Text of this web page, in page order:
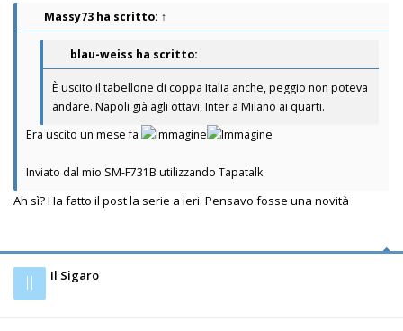
Massy73 ha scritto: ↑
blau-weiss ha scritto:
È uscito il tabellone di coppa Italia anche, peggio non poteva
andare. Napoli già agli ottavi, Inter a Milano ai quarti.
Era uscito un mese fa
Inviato dal mio SM-F731B utilizzando Tapatalk
Ah sì? Ha fatto il post la serie a ieri. Pensavo fosse una novità
Il Il Sigaro